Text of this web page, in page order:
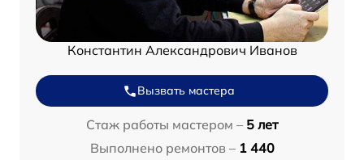
Константин Александрович Иванов
Вызвать мастера
Стаж работы мастером – 5 лет
Выполнено ремонтов – 1 440